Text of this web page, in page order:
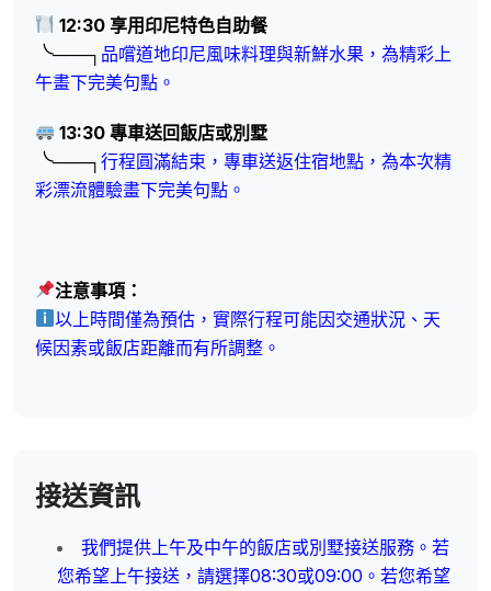
12:30 享用印尼特色自助餐
╰───┐ 品嚐道地印尼風味料理與新鮮水果，為精彩上
午畫下完美句點。
13:30 專車送回飯店或別墅
╰───┐ 行程圓滿結束，專車送返住宿地點，為本次精
彩漂流體驗畫下完美句點。
注意事項：
以上時間僅為預估，實際行程可能因交通狀況、天
候因素或飯店距離而有所調整。
接送資訊
我們提供上午及中午的飯店或別墅接送服務。若
您希望上午接送，請選擇08:30或09:00。若您希望